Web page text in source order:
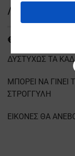
Λαμπάδα
€
ΔΥΣΤΥΧΩΣ ΤΑ
ΜΠΟΡΕΙ ΝΑ
ΣΤΡΟΓΓΥΛΗ
ΕΙΚΟΝΕΣ ΘΑ